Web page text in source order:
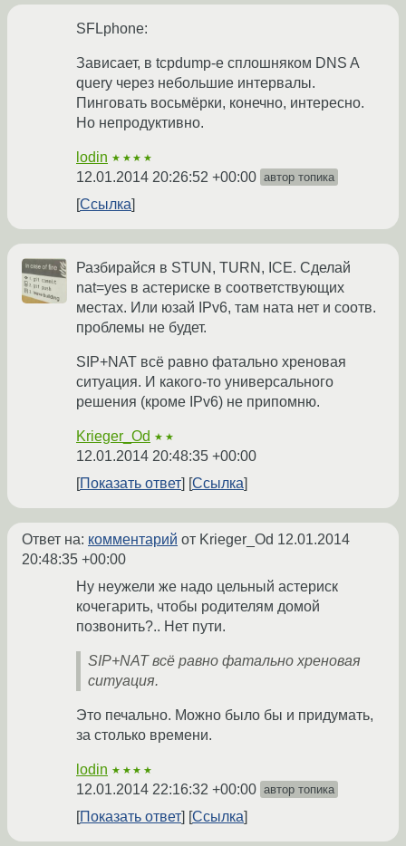
SFLphone:
Зависает, в tcpdump-е сплошняком DNS A
query через небольшие интервалы.
Пинговать восьмёрки, конечно, интересно.
Но непродуктивно.
lodin ★★★★
12.01.2014 20:26:52 +00:00 автор топика
Ссылка
Разбирайся в STUN, TURN, ICE. Сделай
nat=yes в астериске в соответствующих
местах. Или юзай IPv6, там ната нет и соотв.
проблемы не будет.
SIP+NAT всё равно фатально хреновая
ситуация. И какого-то универсального
решения (кроме IPv6) не припомню.
Krieger_Od ★★
12.01.2014 20:48:35 +00:00
Показать ответ
Ссылка
Ответ на: комментарий от Krieger_Od 12.01.2014
20:48:35 +00:00
Ну неужели же надо цельный астериск
кочегарить, чтобы родителям домой
позвонить?.. Нет пути.
SIP+NAT всё равно фатально хреновая
ситуация.
Это печально. Можно было бы и придумать,
за столько времени.
lodin ★★★★
12.01.2014 22:16:32 +00:00 автор топика
Показать ответ Ссылка